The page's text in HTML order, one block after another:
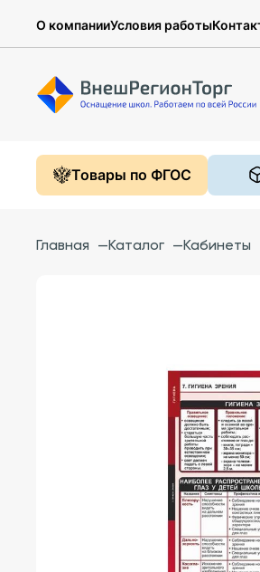
О компанииУсловия работы
Товары по ФГОС
Главная —Каталог —Кабинеты